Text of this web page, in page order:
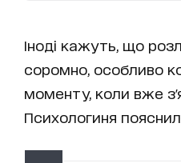
Іноді кажуть, що
соромно, особливо
моменту, коли вже
Психологиня